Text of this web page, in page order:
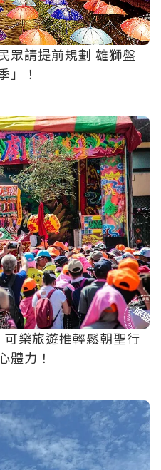
提前規劃 雄獅盤
」！
樂旅遊推輕鬆朝聖行
體力！